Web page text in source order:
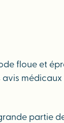
floue et